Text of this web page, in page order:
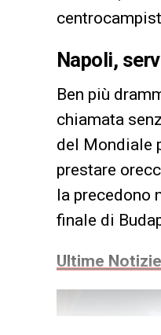
Napoli,
Ben più
chiamata
del Mondiale
prestare
la precedono
finale di
Ultime